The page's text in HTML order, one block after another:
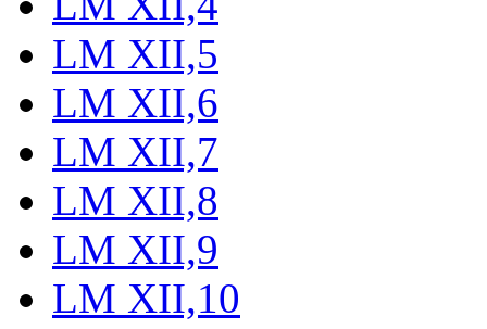
LM XII,5
LM XII,6
LM XII,7
LM XII,8
LM XII,9
LM XII,10